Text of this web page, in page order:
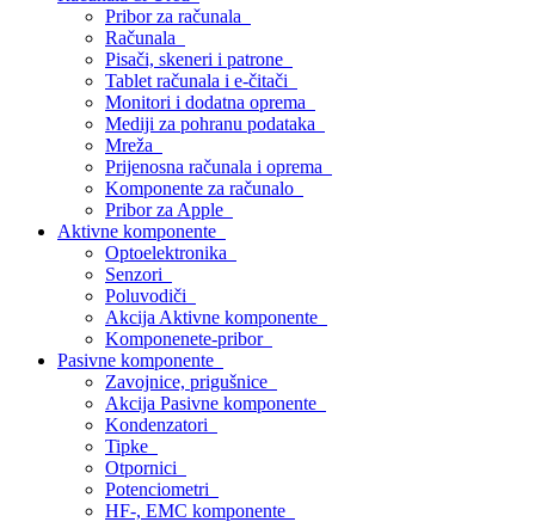
Pribor za računala
Računala
Pisači, skeneri i patrone
Tablet računala i e-čitači
Monitori i dodatna oprema
Mediji za pohranu podataka
Mreža
Prijenosna računala i oprema
Komponente za računalo
Pribor za Apple
Aktivne komponente
Optoelektronika
Senzori
Poluvodiči
Akcija Aktivne komponente
Komponenete-pribor
Pasivne komponente
Zavojnice, prigušnice
Akcija Pasivne komponente
Kondenzatori
Tipke
Otpornici
Potenciometri
HF-, EMC komponente